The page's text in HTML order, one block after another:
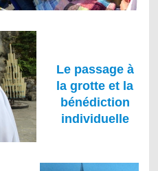
Le passage à
la grotte et la
bénédiction
individuelle